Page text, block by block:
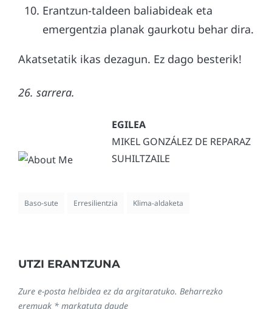
Erantzun-taldeen baliabideak eta
emergentzia planak gaurkotu behar dira.
Akatsetatik ikas dezagun. Ez dago besterik!
26. sarrera.
MIKEL GONZÁLEZ DE REPARAZ
SUHILTZAILE
Baso-sute Erresilientzia Klima-aldaketa
UTZI ERANTZUNA
Zure e-posta helbidea ez da argitaratuko. Beharrezko
eremuak * markatuta daude